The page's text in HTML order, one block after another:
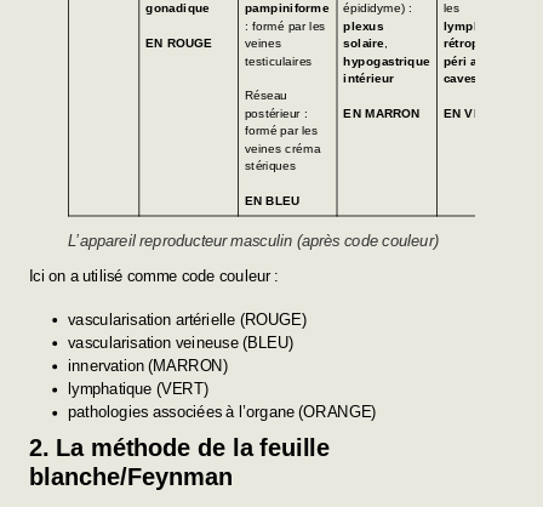
gonadique
EN ROUGE
pampiniforme
: formé par les
veines
testiculaires
Réseau
postérieur :
formé par les
veines créma
stériques
EN BLEU
épididyme) :
plexus
solaire,
hypogastrique
intérieur
EN MARRON
les
lymphonoeud
rétropéritonéaux
péri aortico
caves
EN VERT
L’appareil reproducteur masculin (après code couleur)
Ici on a utilisé comme code couleur :
vascularisation artérielle (ROUGE)
vascularisation veineuse (BLEU)
innervation (MARRON)
lymphatique (VERT)
pathologies associées à l’organe (ORANGE)
2. La méthode de la feuille
blanche/Feynman